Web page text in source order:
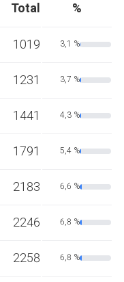
Total %
1019 3,1 %
1231 3,7 %
1441 4,3 %
1791 5,4 %
2183 6,6 %
2246 6,8 %
2258 6,8 %